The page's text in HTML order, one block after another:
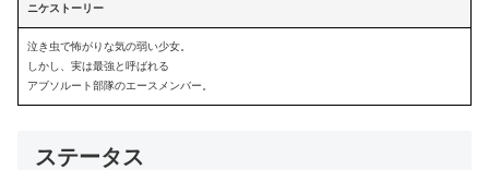
ニケストーリー
泣き虫で怖がりな気の弱い少女。
しかし、実は最強と呼ばれる
アブソルート部隊のエースメンバー。
ステータス